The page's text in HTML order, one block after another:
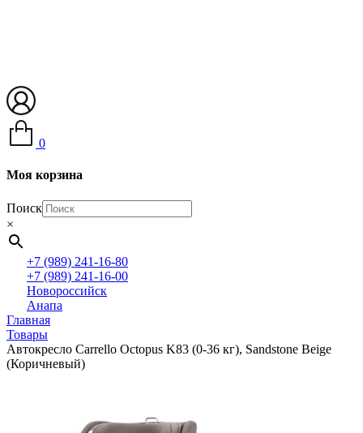
0
Моя корзина
Поиск
×
+7 (989) 241-16-80
+7 (989) 241-16-00
Новороссийск
Анапа
Главная
Товары
Автокресло Carrello Octopus K83 (0-36 кг), Sandstone Beige
(Коричневый)